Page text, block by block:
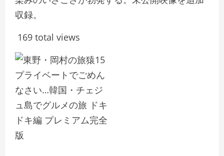
収録。
169 total views